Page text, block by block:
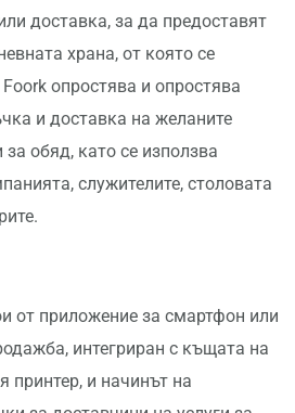
доставка, за да предоставят
храна, от която се
опростява и опростява
и доставка на желаните
обяд, като се използва
служителите, столовата
от приложение за смартфон или
интегриран с къщата на
принтер, и начинът на